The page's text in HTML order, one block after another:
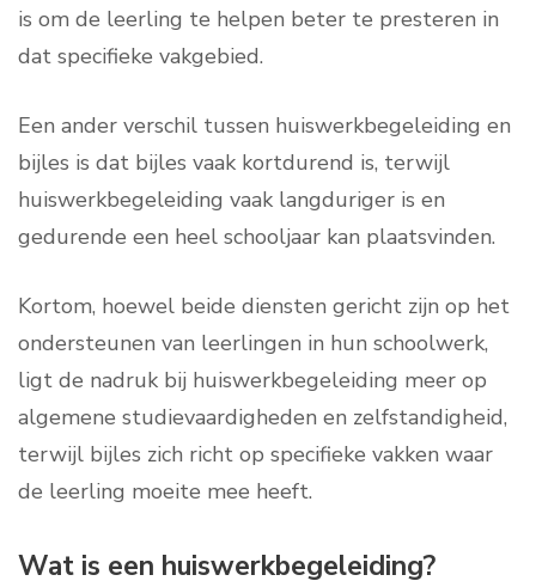
is om de leerling te helpen beter te presteren in
dat specifieke vakgebied.
Een ander verschil tussen huiswerkbegeleiding en
bijles is dat bijles vaak kortdurend is, terwijl
huiswerkbegeleiding vaak langduriger is en
gedurende een heel schooljaar kan plaatsvinden.
Kortom, hoewel beide diensten gericht zijn op het
ondersteunen van leerlingen in hun schoolwerk,
ligt de nadruk bij huiswerkbegeleiding meer op
algemene studievaardigheden en zelfstandigheid,
terwijl bijles zich richt op specifieke vakken waar
de leerling moeite mee heeft.
Wat is een huiswerkbegeleiding?